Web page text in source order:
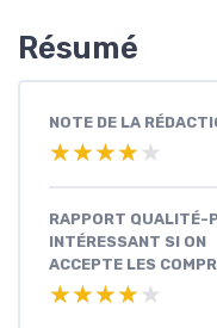
Résumé
NOTE DE LA
★★★★★
★★★★★
RAPPORT QUALITÉ-
INTÉRESSANT SI ON
ACCEPTE LES
★★★★★
★★★★★